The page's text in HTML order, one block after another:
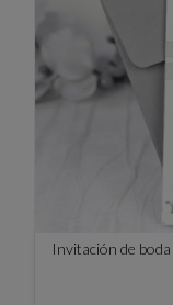
Invitación de